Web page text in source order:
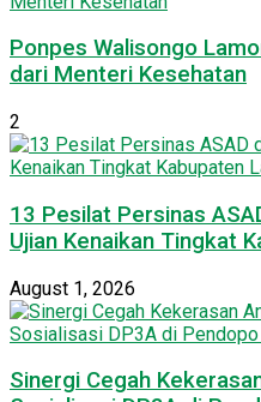
Ponpes Walisongo
dari Menteri Kesehatan
2
13 Pesilat Persinas
Ujian Kenaikan Tingkat
August 1, 2026
Sinergi Cegah